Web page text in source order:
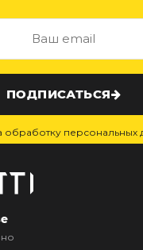
ПОДПИСАТЬСЯ
обработку персональных